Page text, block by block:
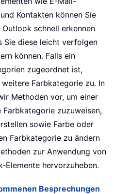
Kontakten können Sie
schnell erkennen
Sie diese leicht verfolgen
können. Falls ein
zugeordnet ist,
Farbkategorie zu. In
Methoden vor, um einer
zuzuweisen,
sowie Farbe oder
Farbkategorie zu ändern
zur Anwendung von
Elemente hervorzuheben.
Besprechungen